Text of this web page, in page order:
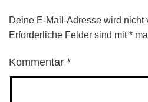
Deine E-Mail-Adresse wird nicht
Erforderliche Felder sind mit*
Kommentar *